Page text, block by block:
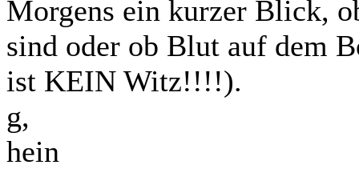
Morgens ein kurzer Blick,
sind oder ob Blut auf dem
ist KEIN Witz!!!!).
g,
hein